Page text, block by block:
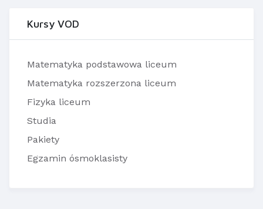
Kursy VOD
Matematyka podstawowa liceum
Matematyka rozszerzona liceum
Fizyka liceum
Studia
Pakiety
Egzamin ósmoklasisty